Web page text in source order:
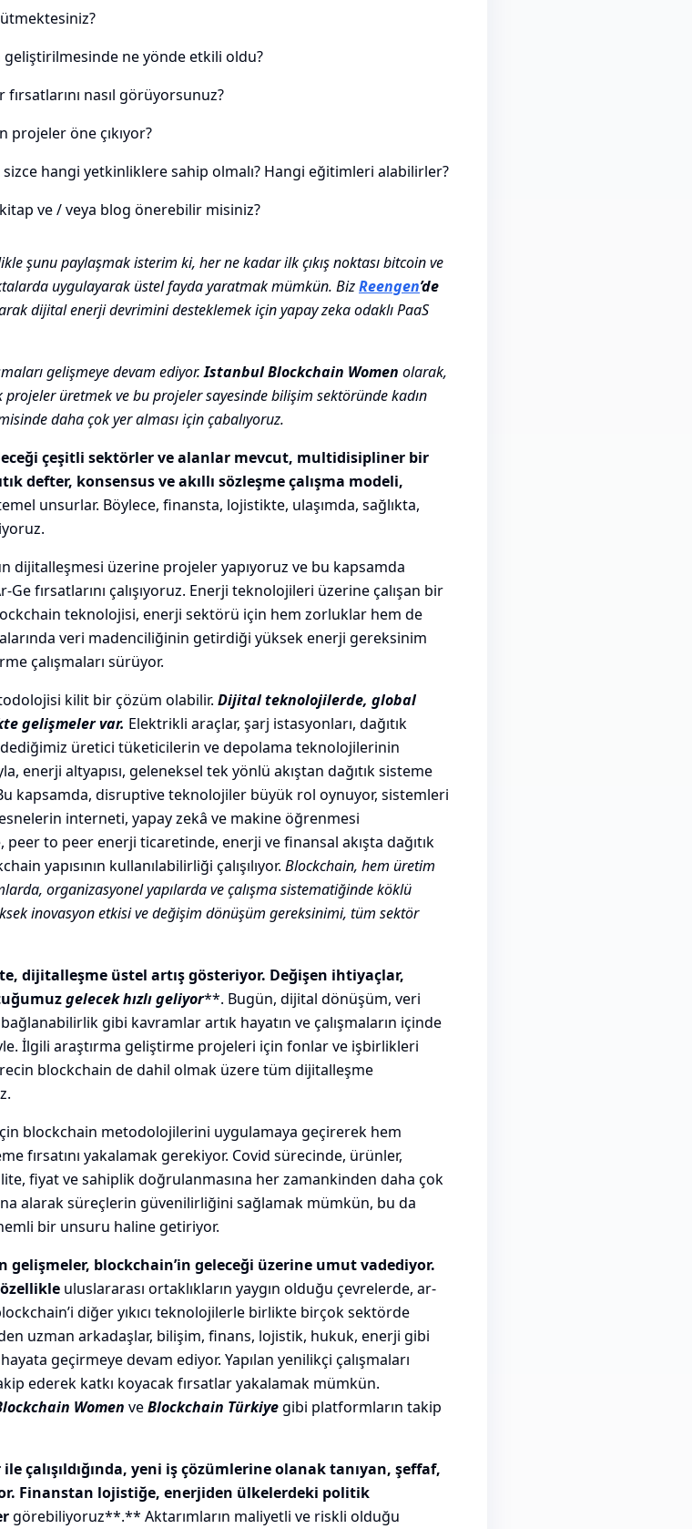
ne yönde etkili oldu?
nasıl görüyorsunuz?
öne çıkıyor?
hangi yetkinliklere sahip olmalı? Hangi eğitimleri alabilirler?
ve / veya blog önerebilir misiniz?
şunu paylaşmak isterim ki, her ne kadar ilk çıkış noktası bitcoin ve
uygulayarak üstel fayda yaratmak mümkün. BizReengen’de
dijital enerji devrimini desteklemek için yapay zeka odaklı PaaS
gelişmeye devam ediyor. Istanbul Blockchain Women olarak,
üretmek ve bu projeler sayesinde bilişim sektöründe kadın
daha çok yer alması için çabalıyoruz.
çeşitli sektörler ve alanlar mevcut, multidisipliner bir
defter, konsensus ve akıllı sözleşme çalışma modeli,
unsurlar. Böylece, finansta, lojistikte, ulaşımda, sağlıkta,
dijitalleşmesi üzerine projeler yapıyoruz ve bu kapsamda
fırsatlarını çalışıyoruz. Enerji teknolojileri üzerine çalışan bir
teknolojisi, enerji sektörü için hem zorluklar hem de
veri madenciliğinin getirdiği yüksek enerji gereksinim
çalışmaları sürüyor.
kilit bir çözüm olabilir. Dijital teknolojilerde, global
gelişmeler var. Elektrikli araçlar, şarj istasyonları, dağıtık
üretici tüketicilerin ve depolama teknolojilerinin
enerji altyapısı, geleneksel tek yönlü akıştan dağıtık sisteme
kapsamda, disruptive teknolojiler büyük rol oynuyor, sistemleri
interneti, yapay zekâ ve makine öğrenmesi
peer to peer enerji ticaretinde, enerji ve finansal akışta dağıtık
yapısının kullanılabilirliği çalışılıyor. Blockchain, hem üretim
organizasyonel yapılarda ve çalışma sistematiğinde köklü
inovasyon etkisi ve değişim dönüşüm gereksinimi, tüm sektör
dijitalleşme üstel artış gösteriyor. Değişen ihtiyaçlar,
gelecek hızlı geliyor**. Bugün, dijital dönüşüm, veri
gibi kavramlar artık hayatın ve çalışmaların içinde
İlgili araştırma geliştirme projeleri için fonlar ve işbirlikleri
blockchain de dahil olmak üzere tüm dijitalleşme
blockchain metodolojilerini uygulamaya geçirerek hem
fırsatını yakalamak gerekiyor. Covid sürecinde, ürünler,
fiyat ve sahiplik doğrulanmasına her zamankinden daha çok
alarak süreçlerin güvenilirliğini sağlamak mümkün, bu da
bir unsuru haline getiriyor.
gelişmeler, blockchain’in geleceği üzerine umut vadediyor.
uluslararası ortaklıkların yaygın olduğu çevrelerde, ar-
diğer yıkıcı teknolojilerle birlikte birçok sektörde
uzman arkadaşlar, bilişim, finans, lojistik, hukuk, enerji gibi
geçirmeye devam ediyor. Yapılan yenilikçi çalışmaları
ederek katkı koyacak fırsatlar yakalamak mümkün.
Women veBlockchain Türkiyegibi platformların takip
çalışıldığında, yeni iş çözümlerine olanak tanıyan, şeffaf,
Finanstan lojistiğe, enerjiden ülkelerdeki politik
görebiliyoruz**.** Aktarımların maliyetli ve riskli olduğu